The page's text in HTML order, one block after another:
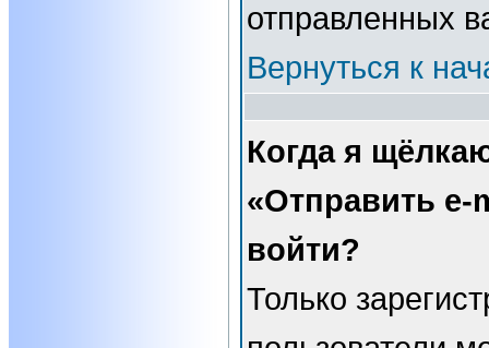
отправленных
Вернуться к
Когда я
«Отправить e-
войти?
Только